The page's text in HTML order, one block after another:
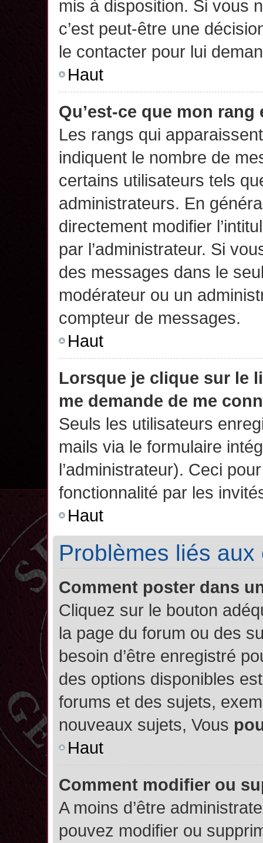
mis à disposition. Si vous
c’est peut-être une
le contacter pour lui
Haut
Qu’est-ce que mon
Les rangs qui
indiquent le nombre de
certains utilisateurs tels
administrateurs. En
directement modifier
par l’administrateur. Si
des messages dans le
modérateur ou un
compteur de messages.
Haut
Lorsque je clique sur le
me demande de me
Seuls les utilisateurs
mails via le formulaire
l’administrateur). Ceci
fonctionnalité par les
Haut
Problèmes liés
Comment poster dans
Cliquez sur le bouton
la page du forum ou des
besoin d’être enregistré
des options disponibles
forums et des sujets,
nouveaux sujets, Vous
Haut
Comment modifier ou
A moins d’être
pouvez modifier ou